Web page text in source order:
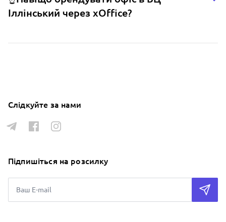
Іллінський через xOffice?
Слідкуйте за нами
Підпишіться на розсилку